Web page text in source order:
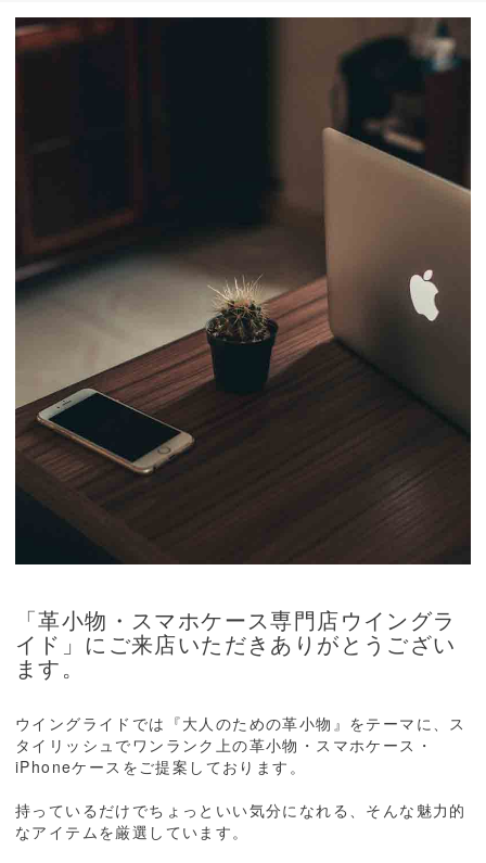
「革小物・スマホケース専門店ウイングラ
イド」にご来店いただきありがとうござい
ます。
ウイングライドでは『大人のための革小物』をテーマに、ス
タイリッシュでワンランク上の革小物・スマホケース・
iPhoneケースをご提案しております。
持っているだけでちょっといい気分になれる、そんな魅力的
なアイテムを厳選しています。
ップ
へ